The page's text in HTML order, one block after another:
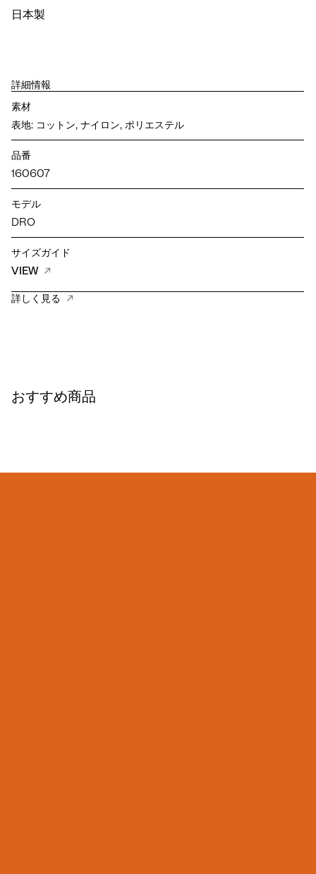
日本製
詳細情報
素材
表地: コットン, ナイロン, ポリエステル
品番
160607
モデル
DRO
サイズガイド
VIEW
詳しく見る
おすすめ商品